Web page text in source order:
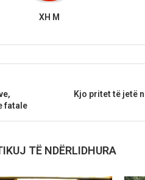
XH M
fatale
Kjo pritet të jetë
TË NDËRLIDHURA